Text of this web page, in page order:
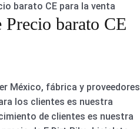
barato CE para la venta
barato CE
México, fábrica y proveedores
los clientes es nuestra
de clientes es nuestra